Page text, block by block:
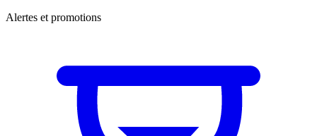
Alertes et promotions